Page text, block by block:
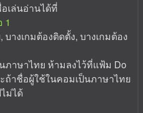
เล่นอ่านได้ที่
1
บางเกมต้องติดตั้ง, บางเกมต้อง
ภาษาไทย ห้ามลงไว้ที่แฟ้ม Do
ถ้าชื่อผู้ใช้ในคอมเป็นภาษาไทย
ม่ได้